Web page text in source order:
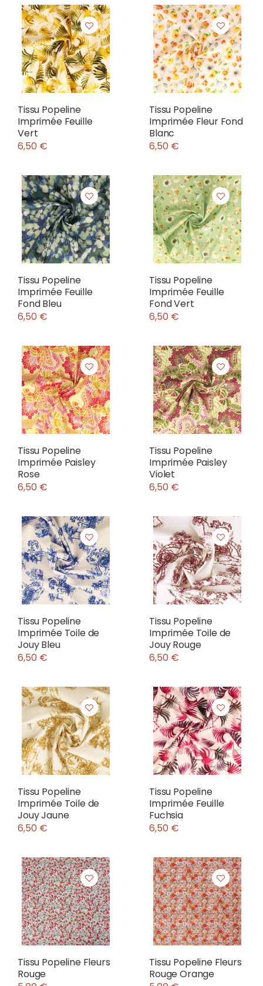
Tissu Popeline
Imprimée Feuille
Vert
6,50 €
Tissu Popeline
Imprimée Fleur Fond
Blanc
6,50 €
Tissu Popeline
Imprimée Feuille
Fond Bleu
6,50 €
Tissu Popeline
Imprimée Feuille
Fond Vert
6,50 €
Tissu Popeline
Imprimée Paisley
Rose
6,50 €
Tissu Popeline
Imprimée Paisley
Violet
6,50 €
Tissu Popeline
Imprimée Toile de
Jouy Bleu
6,50 €
Tissu Popeline
Imprimée Toile de
Jouy Rouge
6,50 €
Tissu Popeline
Imprimée Toile de
Jouy Jaune
6,50 €
Tissu Popeline
Imprimée Feuille
Fuchsia
6,50 €
Tissu Popeline Fleurs
Rouge
Tissu Popeline Fleurs
Rouge Orange